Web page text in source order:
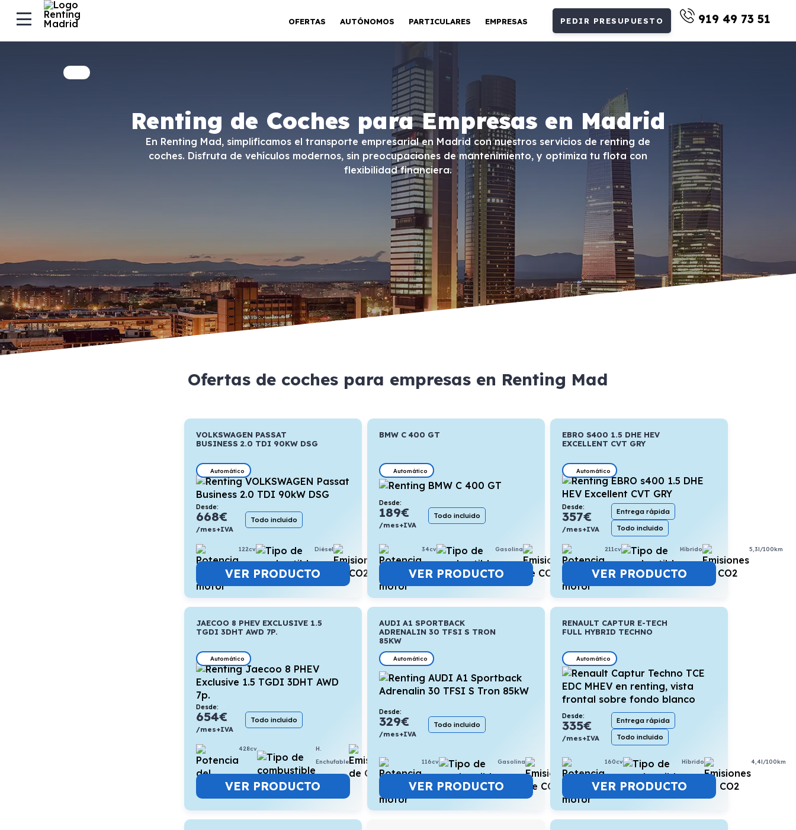
OFERTAS AUTÓNOMOS PARTICULARES EMPRESAS PEDIR PRESUPUESTO 919 49 73 51
Renting de Coches para Empresas en Madrid
En Renting Mad, simplificamos el transporte empresarial en Madrid con nuestros servicios de renting de
coches. Disfruta de vehículos modernos, sin preocupaciones de mantenimiento, y optimiza tu flota con
flexibilidad financiera.
Ofertas de coches para empresas en Renting Mad
VOLKSWAGEN PASSAT
BUSINESS 2.0 TDI 90KW DSG
Automático
Desde:
668€
/mes+IVA
Todo incluido
122cv Diésel 4,9l/100km
VER PRODUCTO
BMW C 400 GT
Automático
Desde:
189€
/mes+IVA
Todo incluido
34cv Gasolina 3,5l/100km
VER PRODUCTO
EBRO S400 1.5 DHE HEV
EXCELLENT CVT GRY
Automático
Desde:
357€
/mes+IVA
Entrega rápida
Todo incluido
211cv Híbrido 5,3l/100km
VER PRODUCTO
JAECOO 8 PHEV EXCLUSIVE 1.5
TGDI 3DHT AWD 7P.
Automático
Desde:
654€
/mes+IVA
Todo incluido
428cv
H.
Enchufable
VER PRODUCTO
AUDI A1 SPORTBACK
ADRENALIN 30 TFSI S TRON
85KW
Automático
Desde:
329€
/mes+IVA
Todo incluido
116cv Gasolina 5,7l/100km
VER PRODUCTO
RENAULT CAPTUR E-TECH
FULL HYBRID TECHNO
Automático
Desde:
335€
/mes+IVA
Entrega rápida
Todo incluido
160cv Híbrido 4,4l/100km
VER PRODUCTO